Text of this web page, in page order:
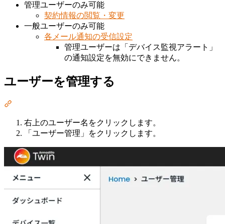
管理ユーザーのみ可能
契約情報の閲覧・変更
一般ユーザーのみ可能
各メール通知の受信設定
管理ユーザーは「デバイス監視アラート」
の通知設定を無効にできません。
ユーザーを管理する
右上のユーザー名をクリックします。
「ユーザー管理」をクリックします。